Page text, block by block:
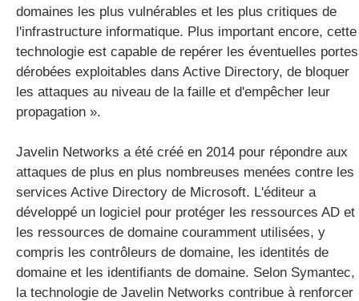
domaines les plus vulnérables et les plus critiques de
l'infrastructure informatique. Plus important encore, cette
technologie est capable de repérer les éventuelles portes
dérobées exploitables dans Active Directory, de bloquer
les attaques au niveau de la faille et d'empêcher leur
propagation ».
Javelin Networks a été créé en 2014 pour répondre aux
attaques de plus en plus nombreuses menées contre les
services Active Directory de Microsoft. L'éditeur a
développé un logiciel pour protéger les ressources AD et
les ressources de domaine couramment utilisées, y
compris les contrôleurs de domaine, les identités de
domaine et les identifiants de domaine. Selon Symantec,
la technologie de Javelin Networks contribue à renforcer